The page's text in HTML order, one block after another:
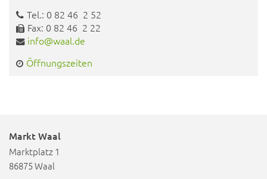
Tel.: 0 82 46 2 52
Fax: 0 82 46 2 22
info@waal.de
Öffnungszeiten
Markt Waal
Marktplatz 1
86875 Waal